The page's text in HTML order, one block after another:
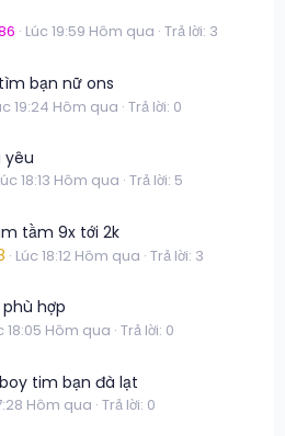
Lúc 19:59 Hôm qua Trả lời: 3
bạn nữ ons
19:24 Hôm qua Trả lời: 0
yêu
18:13 Hôm qua Trả lời: 5
tầm 9x tới 2k
Lúc 18:12 Hôm qua Trả lời: 3
hợp
18:05 Hôm qua Trả lời: 0
tim bạn đà lạt
Hôm qua Trả lời: 0